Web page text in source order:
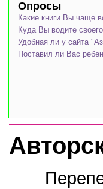
Опросы
Какие книги Вы чаще
Куда Вы водите
Удобная ли у сайта
Поставил ли Вас